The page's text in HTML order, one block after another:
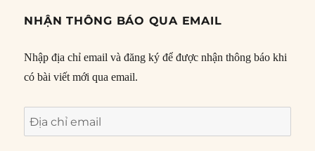
NHẬN THÔNG BÁO QUA EMAIL
Nhập địa chỉ email và đăng ký để được nhận thông báo khi
có bài viết mới qua email.
Địa
chỉ